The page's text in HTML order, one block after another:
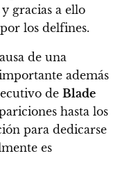
gracias a ello
los delfines.
de una
además
de Blade
hasta los
para dedicarse
es